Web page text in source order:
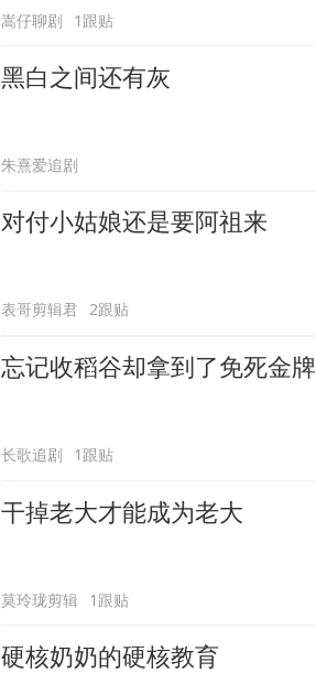
嵩仔聊剧 1跟贴
黑白之间还有灰
朱熹爱追剧
对付小姑娘还是要阿祖来
表哥剪辑君 2跟贴
忘记收稻谷却拿到了免死金牌
长歌追剧 1跟贴
干掉老大才能成为老大
莫玲珑剪辑 1跟贴
硬核奶奶的硬核教育